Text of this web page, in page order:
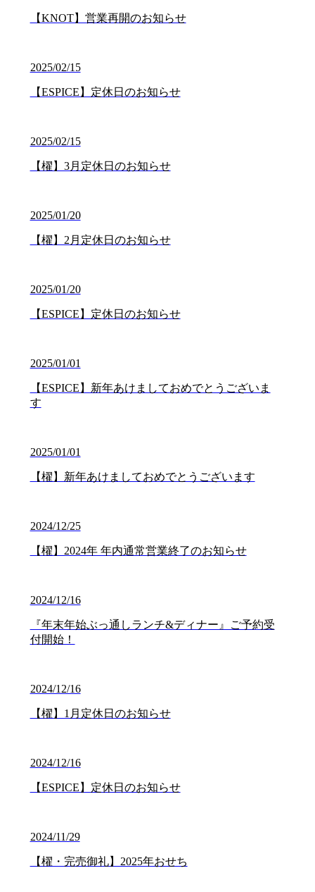
【KNOT】営業再開のお知らせ
2025/02/15
【ESPICE】定休日のお知らせ
2025/02/15
【櫂】3月定休日のお知らせ
2025/01/20
【櫂】2月定休日のお知らせ
2025/01/20
【ESPICE】定休日のお知らせ
2025/01/01
【ESPICE】新年あけましておめでとうございま
す
2025/01/01
【櫂】新年あけましておめでとうございます
2024/12/25
【櫂】2024年 年内通常営業終了のお知らせ
2024/12/16
『年末年始ぶっ通しランチ&ディナー』ご予約受
付開始！
2024/12/16
【櫂】1月定休日のお知らせ
2024/12/16
【ESPICE】定休日のお知らせ
2024/11/29
【櫂・完売御礼】2025年おせち